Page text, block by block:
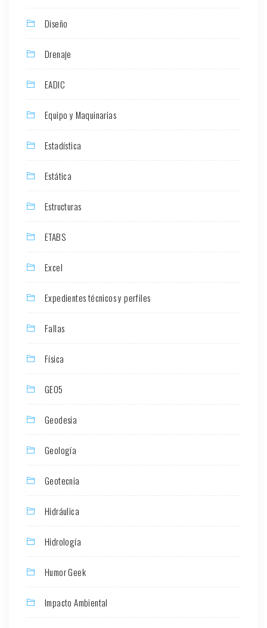
Diseño
Drenaje
EADIC
Equipo y Maquinarias
Estadística
Estática
Estructuras
ETABS
Excel
Expedientes técnicos y perfiles
Fallas
Física
GEO5
Geodesia
Geología
Geotecnia
Hidráulica
Hidrología
Humor Geek
Impacto Ambiental